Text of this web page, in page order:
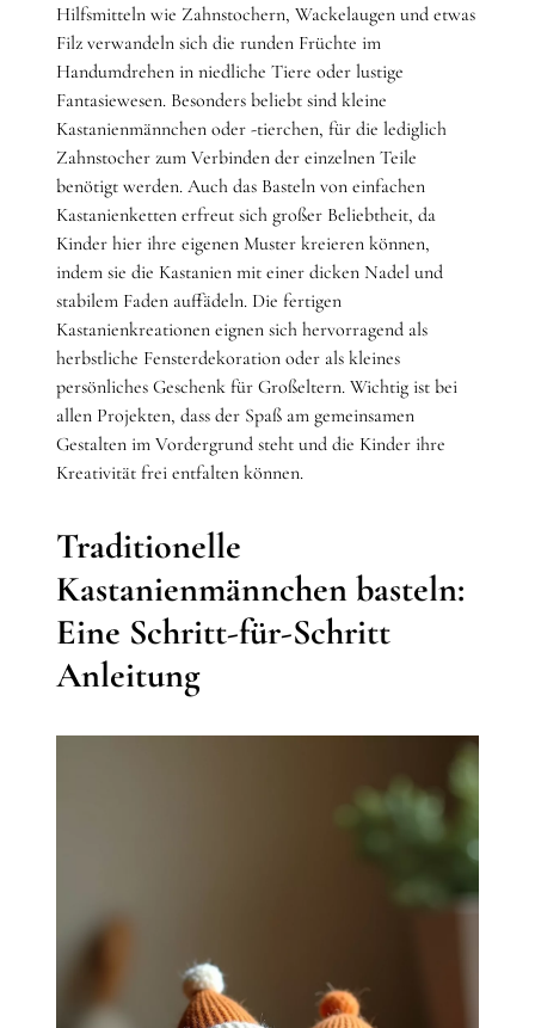
Hilfsmitteln wie Zahnstochern, Wackelaugen und etwas
Filz verwandeln sich die runden Früchte im
Handumdrehen in niedliche Tiere oder lustige
Fantasiewesen. Besonders beliebt sind kleine
Kastanienmännchen oder -tierchen, für die lediglich
Zahnstocher zum Verbinden der einzelnen Teile
benötigt werden. Auch das Basteln von einfachen
Kastanienketten erfreut sich großer Beliebtheit, da
Kinder hier ihre eigenen Muster kreieren können,
indem sie die Kastanien mit einer dicken Nadel und
stabilem Faden auffädeln. Die fertigen
Kastanienkreationen eignen sich hervorragend als
herbstliche Fensterdekoration oder als kleines
persönliches Geschenk für Großeltern. Wichtig ist bei
allen Projekten, dass der Spaß am gemeinsamen
Gestalten im Vordergrund steht und die Kinder ihre
Kreativität frei entfalten können.
Traditionelle
Kastanienmännchen basteln:
Eine Schritt-für-Schritt
Anleitung